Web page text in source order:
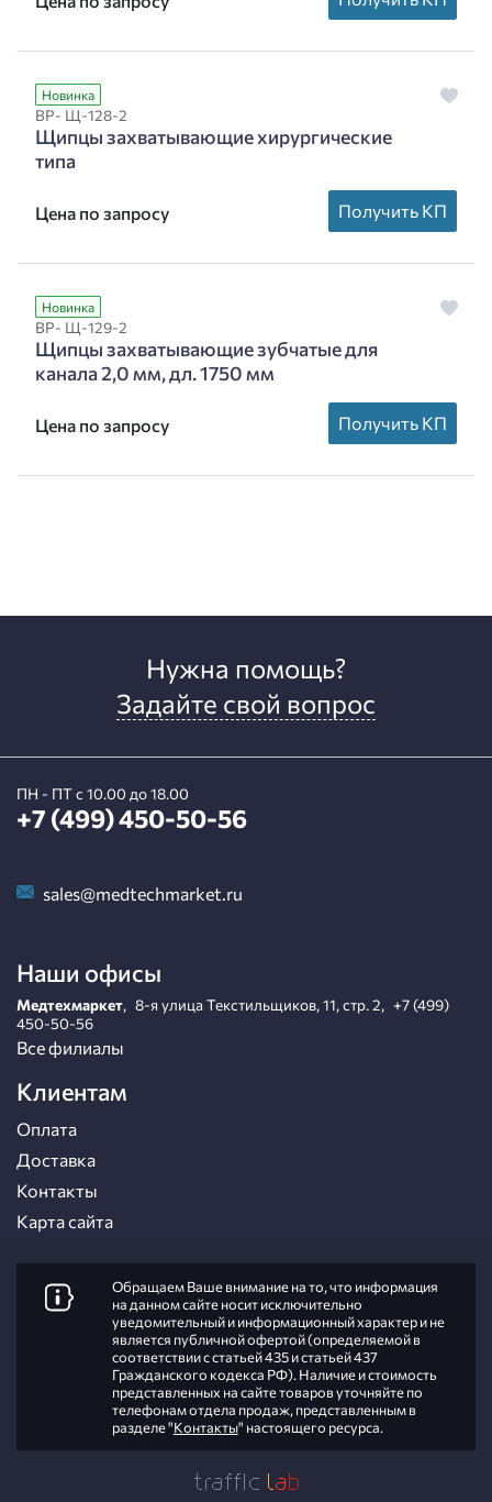
Новинка
ВР- Щ-128-2
Щипцы захватывающие хирургические
типа
Цена по запросу Получить КП
Новинка
ВР- Щ-129-2
Щипцы захватывающие зубчатые для
канала 2,0 мм, дл. 1750 мм
Цена по запросу Получить КП
Нужна помощь?
Задайте свой вопрос
ПН - ПТ с 10.00 до 18.00
+7 (499) 450-50-56
sales@medtechmarket.ru
Наши офисы
Медтехмаркет, 8-я улица Текстильщиков, 11, стр. 2, +7 (499)
450-50-56
Все филиалы
Клиентам
Оплата
Доставка
Контакты
Карта сайта
Обращаем Ваше внимание на то, что информация
на данном сайте носит исключительно
уведомительный и информационный характер и не
является публичной офертой (определяемой в
соответствии с статьей 435 и статьей 437
Гражданского кодекса РФ). Наличие и стоимость
представленных на сайте товаров уточняйте по
телефонам отдела продаж, представленным в
разделе "Контакты" настоящего ресурса.